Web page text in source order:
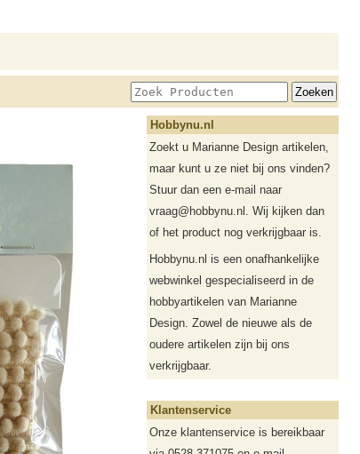
Hobbynu.nl
Zoekt u Marianne Design artikelen,
maar kunt u ze niet bij ons vinden?
Stuur dan een e-mail naar
vraag@hobbynu.nl. Wij kijken dan
of het product nog verkrijgbaar is.
Hobbynu.nl is een onafhankelijke
webwinkel gespecialiseerd in de
hobbyartikelen van Marianne
Design. Zowel de nieuwe als de
oudere artikelen zijn bij ons
verkrijgbaar.
Klantenservice
Onze klantenservice is bereikbaar